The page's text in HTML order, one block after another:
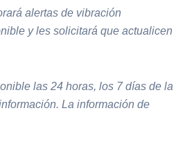
alertas de vibración
y les solicitará que actualicen
las 24 horas, los 7 días de la
La información de